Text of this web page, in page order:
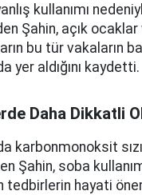
kullanımı
Şahin, açık ocaklar
bu tür vakaların
yer aldığını kaydetti.
Daha Dikkatli
karbonmonoksit
Şahin, soba
tedbirlerin hayati